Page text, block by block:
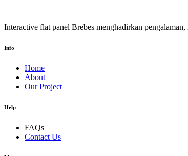
Interactive flat panel Brebes menghadirkan
Info
Home
About
Our Project
Help
FAQs
Contact Us